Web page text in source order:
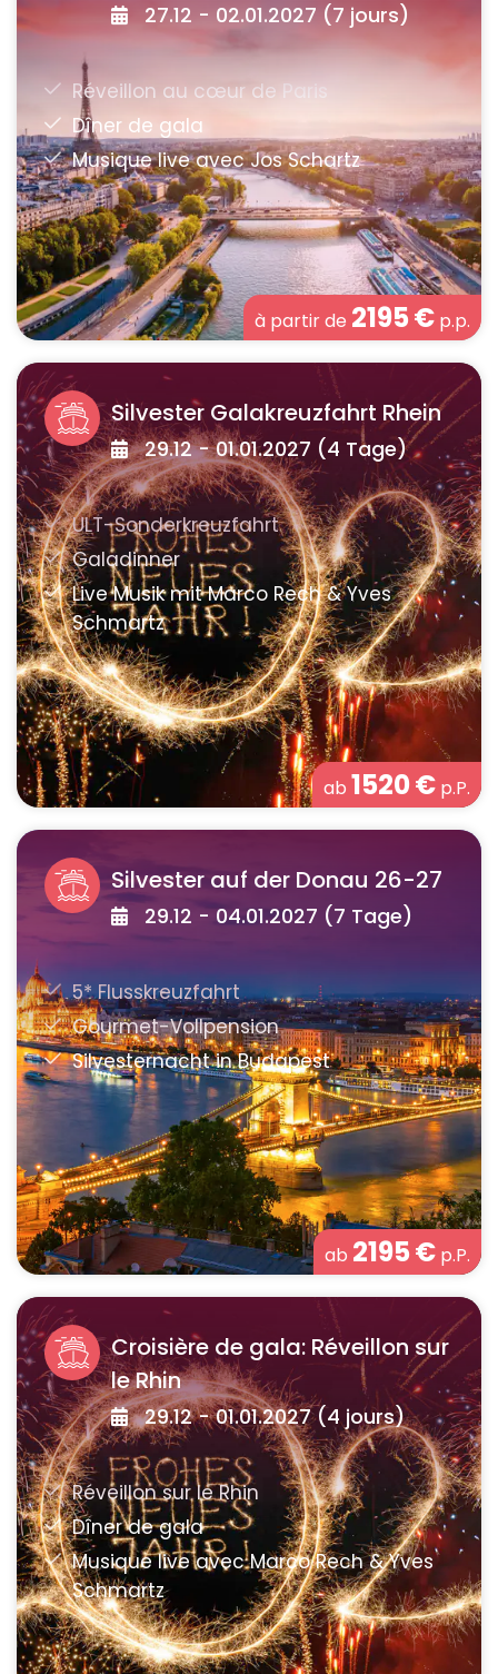
27.12 - 02.01.2027 (7 jours)
à partir de 2195€ p.p.
Silvester Galakreuzfahrt Rhein
29.12 - 01.01.2027 (4 Tage)
ab 1520€ p.P.
Silvester auf der Donau 26-27
29.12 - 04.01.2027 (7 Tage)
ab 2195€ p.P.
Croisière de gala: Réveillon sur
le Rhin
29.12 - 01.01.2027 (4 jours)